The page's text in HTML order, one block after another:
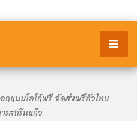
กแบบโลโก้ฟรี จัดส่งฟรีทั่วไทย
สกรีนแก้ว